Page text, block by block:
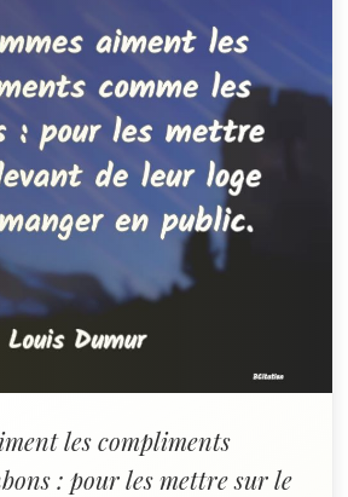
les compliments
: pour les mettre sur le